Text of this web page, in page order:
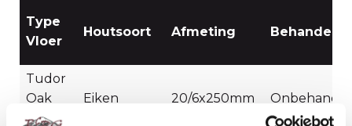
Type
Vloer
Houtsoort Afmeting
Tudor
Oak
Classic
Eiken 20/6x250mm